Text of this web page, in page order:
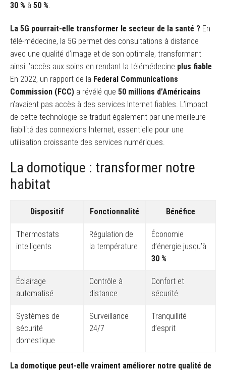
30 % à 50 %.
La 5G pourrait-elle transformer le secteur de la santé ? En
télé-médecine, la 5G permet des consultations à distance
avec une qualité d’image et de son optimale, transformant
ainsi l’accès aux soins en rendant la télémédecine plus fiable.
En 2022, un rapport de la Federal Communications
Commission (FCC) a révélé que 50 millions d’Américains
n’avaient pas accès à des services Internet fiables. L’impact
de cette technologie se traduit également par une meilleure
fiabilité des connexions Internet, essentielle pour une
utilisation croissante des services numériques.
La domotique : transformer notre
habitat
Dispositif Fonctionnalité Bénéfice
Thermostats
intelligents
Régulation de
la température
Économie
d’énergie jusqu’à
30 %
Éclairage
automatisé
Contrôle à
distance
Confort et
sécurité
Systèmes de
sécurité
domestique
Surveillance
24/7
Tranquillité
d’esprit
La domotique peut-elle vraiment améliorer notre qualité de